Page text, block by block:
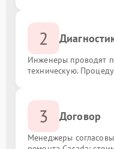
2
Инженеры проводят
техническую.
3 Договор
Менеджеры